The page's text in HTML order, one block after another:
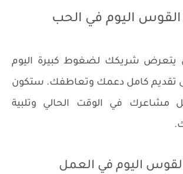
اليوم في الحب
يتعرض شريكك لضغوط كبيرة اليوم
تقديم كامل دعمك وتعاطفك. ستكون
مشاعرك في الوقت الحالي وتلبية
اليوم في العمل